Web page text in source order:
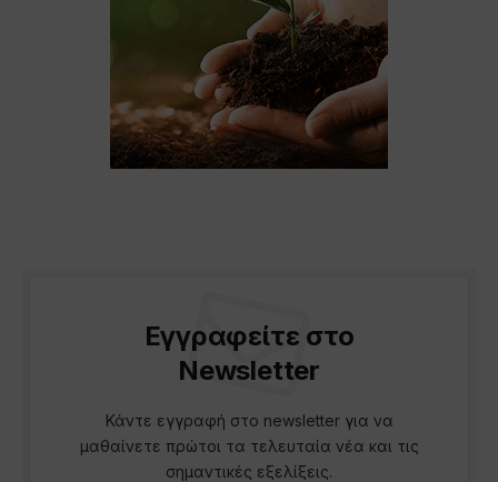
Εγγραφείτε στο
Newsletter
Κάντε εγγραφή στο newsletter για να
μαθαίνετε πρώτοι τα τελευταία νέα και τις
σημαντικές εξελίξεις.